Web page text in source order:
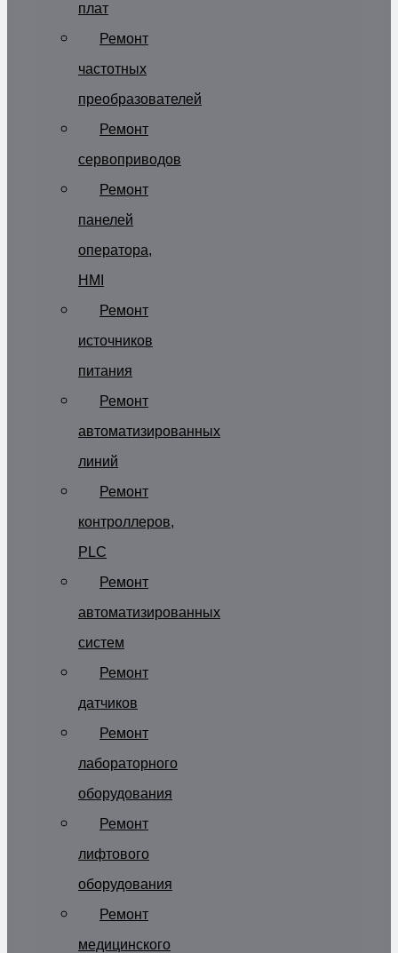
плат
Ремонт
частотных
преобразователей
Ремонт
сервоприводов
Ремонт
панелей
оператора,
HMI
Ремонт
источников
питания
Ремонт
автоматизированных
линий
Ремонт
контроллеров,
PLC
Ремонт
автоматизированных
систем
Ремонт
датчиков
Ремонт
лабораторного
оборудования
Ремонт
лифтового
оборудования
Ремонт
медицинского